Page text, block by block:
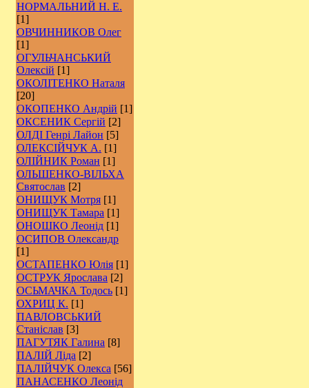
НОРМАЛЬНИЙ Н. Е.
[1]
ОВЧИННИКОВ Олег
[1]
ОГУЛЬЧАНСЬКИЙ
Олексій [1]
ОКОЛІТЕНКО Наталя
[20]
ОКОПЕНКО Андрій [1]
ОКСЕНИК Сергій [2]
ОЛДІ Генрі Лайон [5]
ОЛЕКСІЙЧУК А. [1]
ОЛІЙНИК Роман [1]
ОЛЬШЕНКО-ВІЛЬХА
Святослав [2]
ОНИЩУК Мотря [1]
ОНИЩУК Тамара [1]
ОНОШКО Леонід [1]
ОСИПОВ Олександр
[1]
ОСТАПЕНКО Юлія [1]
ОСТРУК Ярослава [2]
ОСЬМАЧКА Тодось [1]
ОХРИЦ К. [1]
ПАВЛОВСЬКИЙ
Станіслав [3]
ПАГУТЯК Галина [8]
ПАЛІЙ Ліда [2]
ПАЛІЙЧУК Олекса [56]
ПАНАСЕНКО Леонід